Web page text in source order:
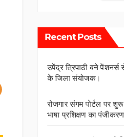
Recent Posts
उपेंद्र त्रिपाठी बने पेंशनर्स
के जिला संयोजक।
रोजगार संगम पोर्टल पर
भाषा प्रशिक्षण का